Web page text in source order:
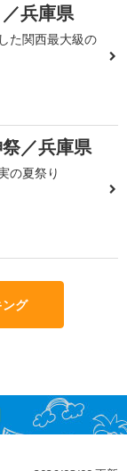
兵庫県
た関西最大級の
／兵庫県
の夏祭り
グ